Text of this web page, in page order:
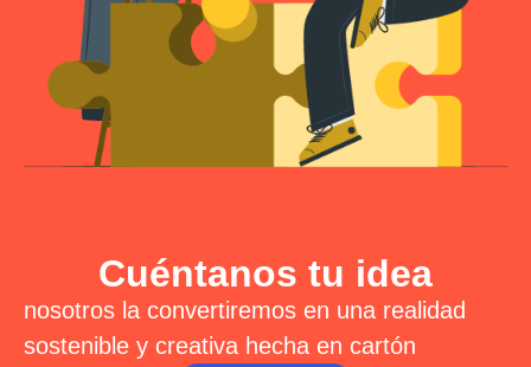
Cuéntanos tu idea
nosotros la convertiremos en una realidad
sostenible y creativa hecha en cartón